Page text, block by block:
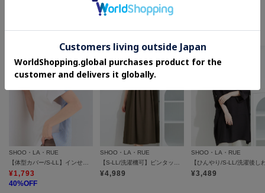
この商品を見た人はコチラの商品も
チェックしています
SHOO・LA・RUE
¥1,793
40%OFF
SHOO・LA・RUE
¥4,989
SHOO・LA・RUE
¥3,489